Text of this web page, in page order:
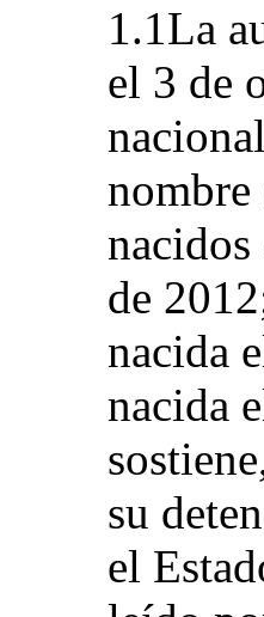
1.1La
el 3 de
nombre
de
nacida
nacida
su
el